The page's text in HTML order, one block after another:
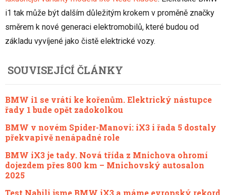
i1 tak může být dalším důležitým krokem v proměně značky
směrem k nové generaci elektromobilů, které budou od
základu vyvíjené jako čistě elektrické vozy.
SOUVISEJÍCÍ ČLÁNKY
BMW i1 se vrátí ke kořenům. Elektrický nástupce
řady 1 bude opět zadokolkou
BMW v novém Spider-Manovi: iX3 i řada 5 dostaly
překvapivě nenápadné role
BMW iX3 je tady. Nová třída z Mnichova ohromí
dojezdem přes 800 km – Mnichovský autosalon
2025
Test Nabili jsme BMW iX3 a máme evropský rekord